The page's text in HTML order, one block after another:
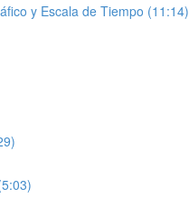
y Escala de Tiempo (11:14)